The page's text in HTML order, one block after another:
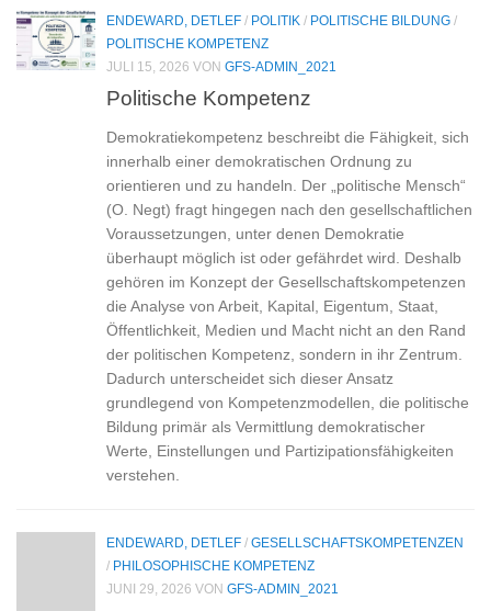
ENDEWARD, DETLEF / POLITIK / POLITISCHE BILDUNG /
POLITISCHE KOMPETENZ
JULI 15, 2026 VON GFS-ADMIN_2021
Politische Kompetenz
Demokratiekompetenz beschreibt die Fähigkeit, sich
innerhalb einer demokratischen Ordnung zu
orientieren und zu handeln. Der „politische Mensch“
(O. Negt) fragt hingegen nach den gesellschaftlichen
Voraussetzungen, unter denen Demokratie
überhaupt möglich ist oder gefährdet wird. Deshalb
gehören im Konzept der Gesellschaftskompetenzen
die Analyse von Arbeit, Kapital, Eigentum, Staat,
Öffentlichkeit, Medien und Macht nicht an den Rand
der politischen Kompetenz, sondern in ihr Zentrum.
Dadurch unterscheidet sich dieser Ansatz
grundlegend von Kompetenzmodellen, die politische
Bildung primär als Vermittlung demokratischer
Werte, Einstellungen und Partizipationsfähigkeiten
verstehen.
ENDEWARD, DETLEF / GESELLSCHAFTSKOMPETENZEN
/ PHILOSOPHISCHE KOMPETENZ
JUNI 29, 2026 VON GFS-ADMIN_2021